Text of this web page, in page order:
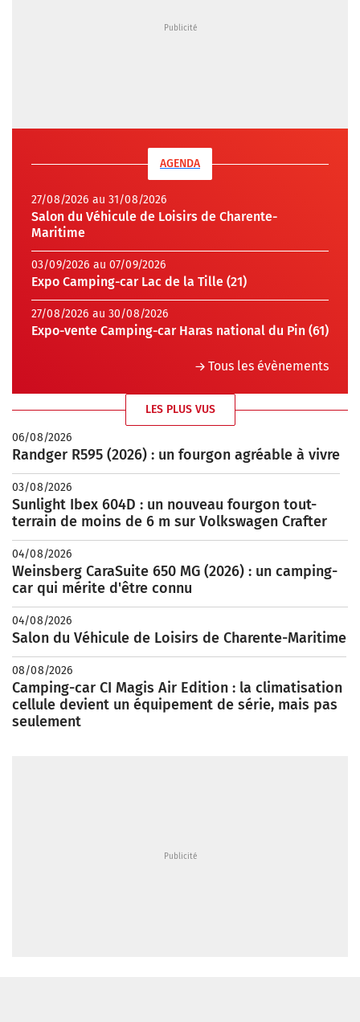
AGENDA
27/08/2026 au 31/08/2026
Salon du Véhicule de Loisirs de Charente-
Maritime
03/09/2026 au 07/09/2026
Expo Camping-car Lac de la Tille (21)
27/08/2026 au 30/08/2026
Expo-vente Camping-car Haras national du Pin (61)
Tous les évènements
LES PLUS VUS
06/08/2026
Randger R595 (2026) : un fourgon agréable à vivre
03/08/2026
Sunlight Ibex 604D : un nouveau fourgon tout-
terrain de moins de 6 m sur Volkswagen Crafter
04/08/2026
Weinsberg CaraSuite 650 MG (2026) : un camping-
car qui mérite d'être connu
04/08/2026
Salon du Véhicule de Loisirs de Charente-Maritime
08/08/2026
Camping-car CI Magis Air Edition : la climatisation
cellule devient un équipement de série, mais pas
seulement